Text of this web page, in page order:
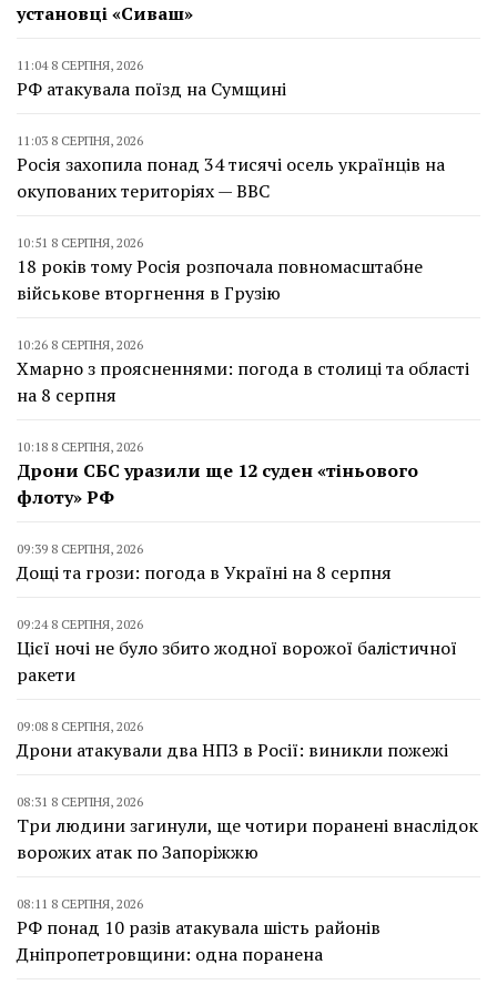
установці «Сиваш»
11:04 8 СЕРПНЯ, 2026
РФ атакувала поїзд на Сумщині
11:03 8 СЕРПНЯ, 2026
Росія захопила понад 34 тисячі осель українців на
окупованих територіях — BBC
10:51 8 СЕРПНЯ, 2026
18 років тому Росія розпочала повномасштабне
військове вторгнення в Грузію
10:26 8 СЕРПНЯ, 2026
Хмарно з проясненнями: погода в столиці та області
на 8 серпня
10:18 8 СЕРПНЯ, 2026
Дрони СБС уразили ще 12 суден «тіньового
флоту» РФ
09:39 8 СЕРПНЯ, 2026
Дощі та грози: погода в Україні на 8 серпня
09:24 8 СЕРПНЯ, 2026
Цієї ночі не було збито жодної ворожої балістичної
ракети
09:08 8 СЕРПНЯ, 2026
Дрони атакували два НПЗ в Росії: виникли пожежі
08:31 8 СЕРПНЯ, 2026
Три людини загинули, ще чотири поранені внаслідок
ворожих атак по Запоріжжю
08:11 8 СЕРПНЯ, 2026
РФ понад 10 разів атакувала шість районів
Дніпропетровщини: одна поранена